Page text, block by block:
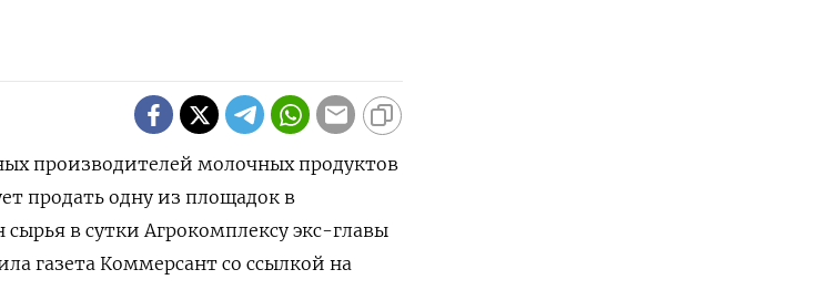
производителей молочных продуктов
продать одну из площадок в
в сутки Агрокомплексу экс-главы
газета Коммерсант со ссылкой на